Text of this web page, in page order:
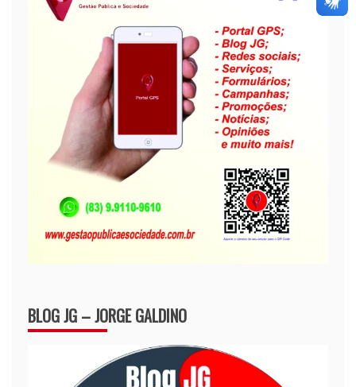
BLOG JG – JORGE GALDINO